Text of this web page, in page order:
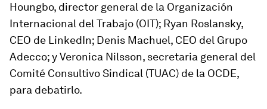
Houngbo, director general de la Organización
Internacional del Trabajo (OIT); Ryan Roslansky,
CEO de LinkedIn; Denis Machuel, CEO del Grupo
Adecco; y Veronica Nilsson, secretaria general del
Comité Consultivo Sindical (TUAC) de la OCDE,
para debatirlo.